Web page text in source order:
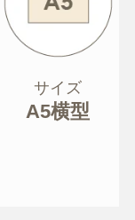
サイズ
A5横型